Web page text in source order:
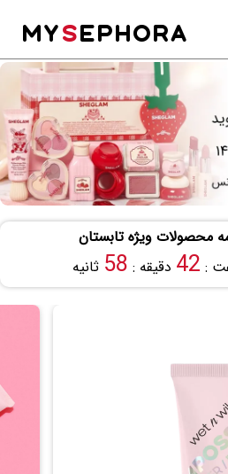
MYSEPHORA
:
42 دقیقه : 58 ثانیه